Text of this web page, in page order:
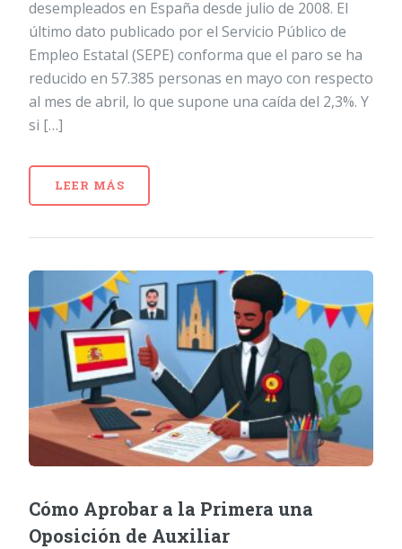
desempleados en España desde julio de 2008. El
último dato publicado por el Servicio Público de
Empleo Estatal (SEPE) conforma que el paro se ha
reducido en 57.385 personas en mayo con respecto
al mes de abril, lo que supone una caída del 2,3%. Y
si […]
LEER MÁS
Cómo Aprobar a la Primera una
Oposición de Auxiliar